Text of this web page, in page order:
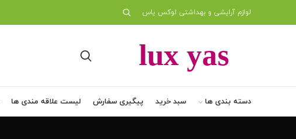
لوازم آرایشی و بهداشتی لوکس یاس
دسته بندی ها سبد خرید پیگیری سفارش لیست علاقه مندی ها